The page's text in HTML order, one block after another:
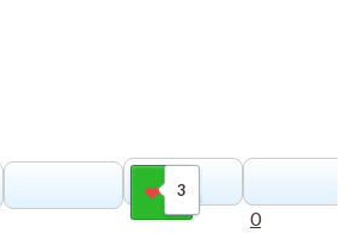
3
Gilla
0